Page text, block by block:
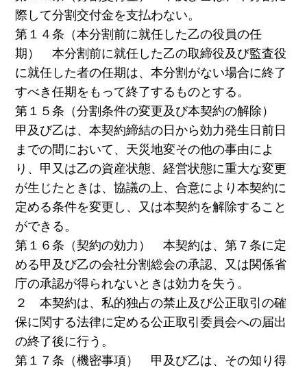
際して分割交付金を支払わない。
第１４条（本分割前に就任した乙の役員の任
期） 本分割前に就任した乙の取締役及び監査役
に就任した者の任期は、本分割がない場合に終了
すべき任期をもって終了するものとする。
第１５条（分割条件の変更及び本契約の解除）
甲及び乙は、本契約締結の日から効力発生日前日
までの間において、天災地変その他の事由によ
り、甲又は乙の資産状態、経営状態に重大な変更
が生じたときは、協議の上、合意により本契約に
定める条件を変更し、又は本契約を解除すること
ができる。
第１６条（契約の効力） 本契約は、第７条に定
める甲及び乙の会社分割総会の承認、又は関係省
庁の承認が得られないときは効力を失う。
２ 本契約は、私的独占の禁止及び公正取引の確
保に関する法律に定める公正取引委員会への届出
の終了後に行う。
第１７条（機密事項） 甲及び乙は、その知り得